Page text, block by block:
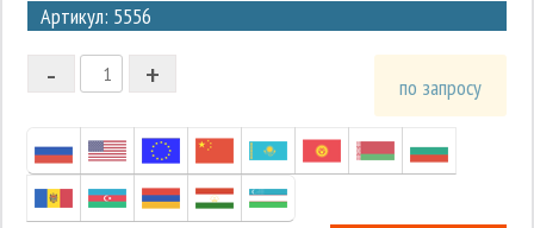
Артикул: 5556
2
1
-1
+
- по запросу